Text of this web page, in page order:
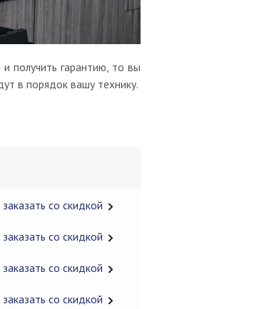
получить гарантию, то вы
в порядок вашу технику.
заказать со скидкой
заказать со скидкой
заказать со скидкой
заказать со скидкой